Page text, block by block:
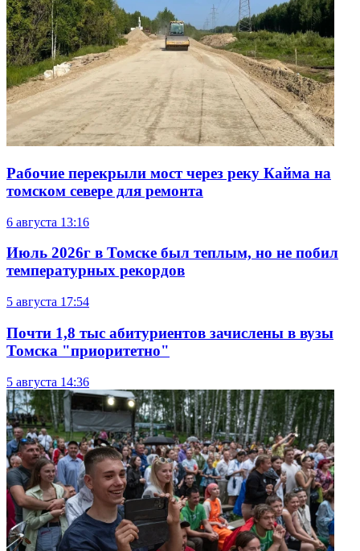
Рабочие перекрыли мост через реку Кайма на
томском севере для ремонта
6 августа 13:16
Июль 2026г в Томске был теплым, но не побил
температурных рекордов
5 августа 17:54
Почти 1,8 тыс абитуриентов зачислены в вузы
Томска "приоритетно"
5 августа 14:36